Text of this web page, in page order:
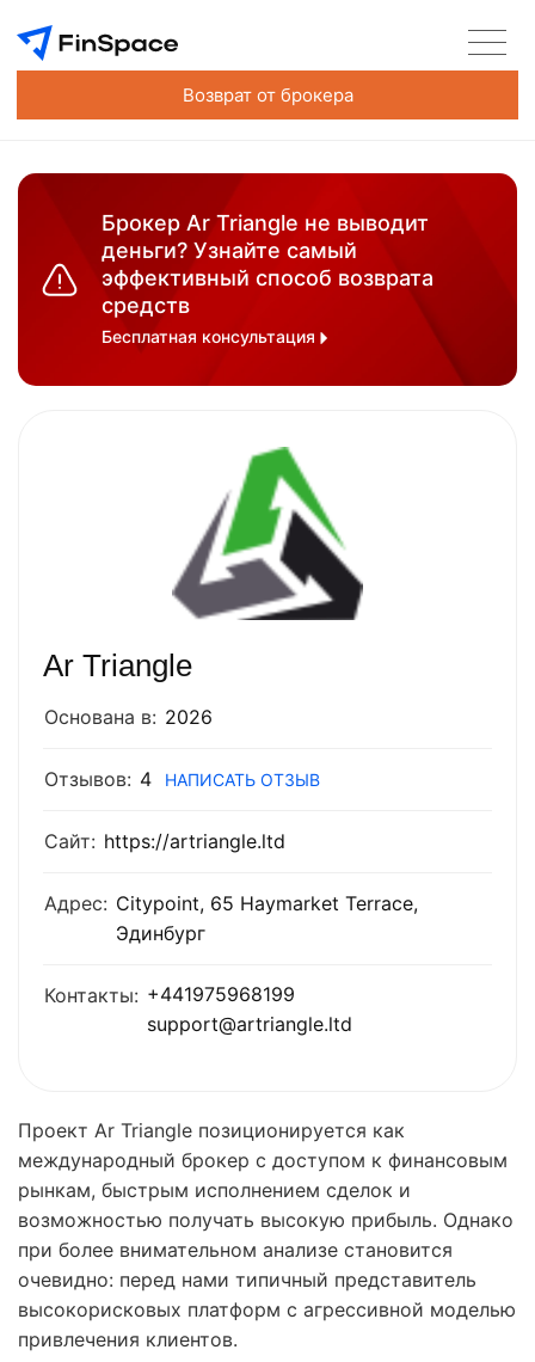
Возврат от брокера
Брокер Ar Triangle не выводит
деньги? Узнайте самый
эффективный способ возврата
средств
Бесплатная консультация
Ar Triangle
Основана в: 2026
Отзывов: 4 НАПИСАТЬ ОТЗЫВ
Сайт: https://artriangle.ltd
Адрес: Citypoint, 65 Haymarket Terrace,
Эдинбург
Контакты: +441975968199
support@artriangle.ltd
Проект Ar Triangle позиционируется как
международный брокер с доступом к финансовым
рынкам, быстрым исполнением сделок и
возможностью получать высокую прибыль. Однако
при более внимательном анализе становится
очевидно: перед нами типичный представитель
высокорисковых платформ с агрессивной моделью
привлечения клиентов.